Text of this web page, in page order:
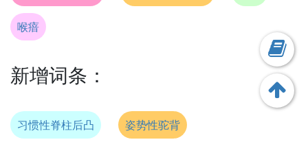
喉瘖
新增词条：
习惯性脊柱后凸 姿势性驼背